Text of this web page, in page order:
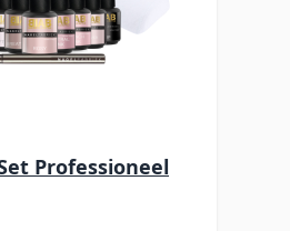
Professioneel